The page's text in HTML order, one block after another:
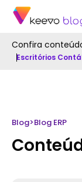
Confira
Escritórios
Blog>Blog ERP